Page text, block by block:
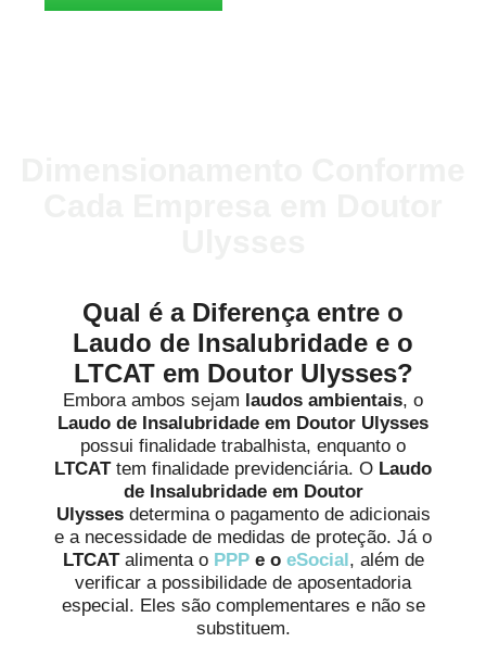
Qual é a Diferença entre o
Laudo de Insalubridade e o
LTCAT em Doutor Ulysses?
Embora ambos sejam laudos ambientais, o
Laudo de Insalubridade em Doutor Ulysses
possui finalidade trabalhista, enquanto o
LTCATtem finalidade previdenciária. O Laudo
de Insalubridade em Doutor
Ulyssesdetermina o pagamento de adicionais
e a necessidade de medidas de proteção. Já o
LTCATalimenta o PPP e o eSocial, além de
verificar a possibilidade de aposentadoria
especial. Eles são complementares e não se
substituem.